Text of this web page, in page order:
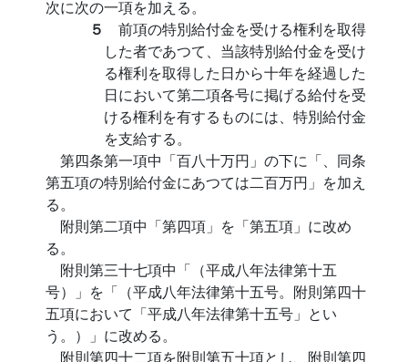
次に次の一項を加える。
５ 前項の特別給付金を受ける権利を取得
した者であつて、当該特別給付金を受け
る権利を取得した日から十年を経過した
日において第二項各号に掲げる給付を受
ける権利を有するものには、特別給付金
を支給する。
第四条第一項中「百八十万円」の下に「、同条
第五項の特別給付金にあつては二百万円」を加え
る。
附則第二項中「第四項」を「第五項」に改め
る。
附則第三十七項中「（平成八年法律第十五
号）」を「（平成八年法律第十五号。附則第四十
五項において「平成八年法律第十五号」とい
う。）」に改める。
附則第四十二項を附則第五十項とし、附則第四